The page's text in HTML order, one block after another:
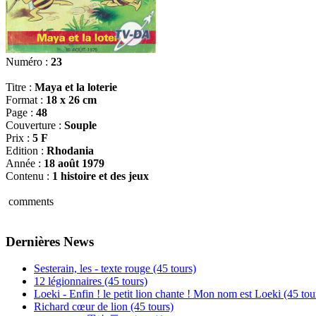
Numéro : 23
Titre : Maya et la loterie
Format : 18 x 26 cm
Page : 48
Couverture : Souple
Prix : 5 F
Edition : Rhodania
Année : 18 août 1979
Contenu : 1 histoire et des jeux
comments
Dernières News
Sesterain, les - texte rouge (45 tours)
12 légionnaires (45 tours)
Loeki - Enfin ! le petit lion chante ! Mon nom est Loeki (45
Richard cœur de lion (45 tours)